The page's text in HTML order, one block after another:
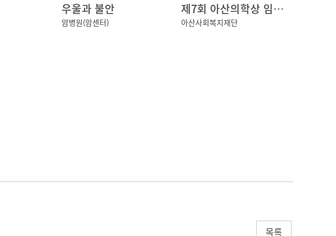
우울과 불안
암병원(암센터)
제7회 아산의학상 임상의학부문 "폐 안에 숨겨진 진실을 찾다!"
아산사회복지재단
목록